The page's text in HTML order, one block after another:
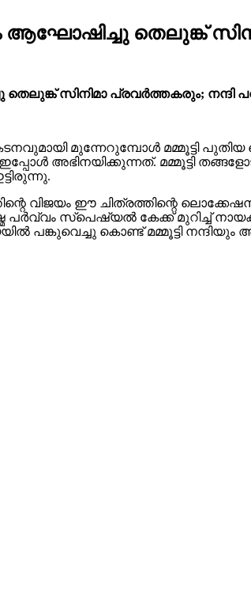
ആഘോഷിച്ചു തെലുങ്ക്
സിനിമാ പ്രവർത്തകരും; നന്ദി
മുന്നേറുമ്പോൾ മമ്മൂട്ടി
അഭിനയിക്കുന്നത്. മമ്മൂട്ടി
വിജയം ഈ ചിത്രത്തിന്റെ
പർവ്വം സ്‌പെഷ്യൽ കേക്ക് മുറിച്ച്
പങ്കുവെച്ചു കൊണ്ട് മമ്മൂട്ടി നന്ദിയും